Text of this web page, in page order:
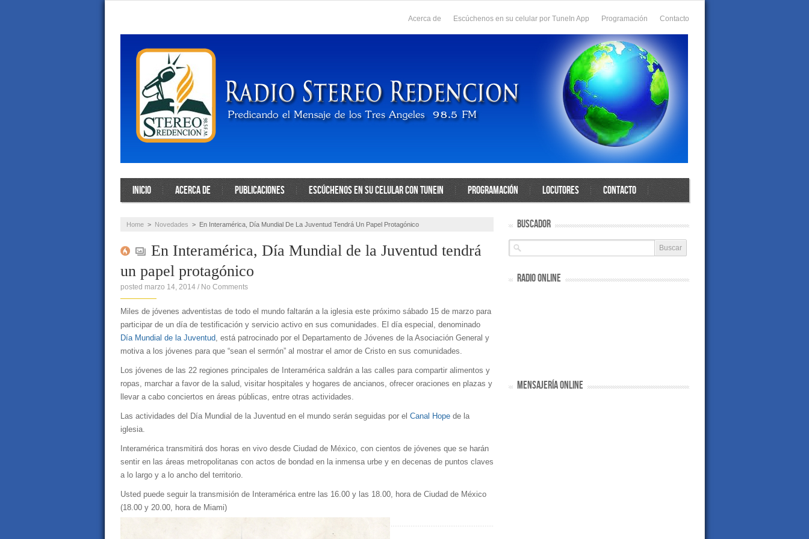
Acerca de Escúchenos en su celular por TuneIn App Programación Contacto
INICIO ACERCA DE PUBLICACIONES ESCÚCHENOS EN SU CELULAR CON TUNEIN PROGRAMACIÓN LOCUTORES CONTACTO
Home > Novedades > En Interamérica, Día Mundial De La Juventud Tendrá Un Papel Protagónico
En Interamérica, Día Mundial de la Juventud tendrá
un papel protagónico
posted marzo 14, 2014 / No Comments
Miles de jóvenes adventistas de todo el mundo faltarán a la iglesia este próximo sábado 15 de marzo para
participar de un día de testificación y servicio activo en sus comunidades. El día especial, denominado
Día Mundial de la Juventud, está patrocinado por el Departamento de Jóvenes de la Asociación General y
motiva a los jóvenes para que “sean el sermón” al mostrar el amor de Cristo en sus comunidades.
Los jóvenes de las 22 regiones principales de Interamérica saldrán a las calles para compartir alimentos y
ropas, marchar a favor de la salud, visitar hospitales y hogares de ancianos, ofrecer oraciones en plazas y
llevar a cabo conciertos en áreas públicas, entre otras actividades.
Las actividades del Día Mundial de la Juventud en el mundo serán seguidas por el Canal Hopede la
iglesia.
Interamérica transmitirá dos horas en vivo desde Ciudad de México, con cientos de jóvenes que se harán
sentir en las áreas metropolitanas con actos de bondad en la inmensa urbe y en decenas de puntos claves
a lo largo y a lo ancho del territorio.
Usted puede seguir la transmisión de Interamérica entre las 16.00 y las 18.00, hora de Ciudad de México
(18.00 y 20.00, hora de Miami)
BUSCADOR
RADIO ONLINE
MENSAJERÍA ONLINE